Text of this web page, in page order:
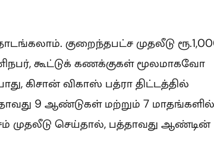
குறைந்தபட்ச முதலீடு
கூட்டுக் கணக்குகள் மூலமாகவோ
கிசான் விகாஸ் பத்ரா திட்டத்தில்
9 ஆண்டுகள் மற்றும் 7 மாதங்களில்
முதலீடு செய்தால், பத்தாவது ஆண்டின்